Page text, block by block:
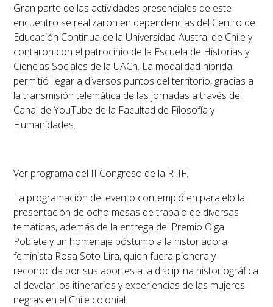
Gran parte de las actividades presenciales de este
encuentro se realizaron en dependencias del Centro de
Educación Continua de la Universidad Austral de Chile y
contaron con el patrocinio de la Escuela de Historias y
Ciencias Sociales de la UACh. La modalidad híbrida
permitió llegar a diversos puntos del territorio, gracias a
la transmisión telemática de las jornadas a través del
Canal de YouTube de la Facultad de Filosofía y
Humanidades.
Ver programa del II Congreso de la RHF.
La programación del evento contempló en paralelo la
presentación de ocho mesas de trabajo de diversas
temáticas, además de la entrega del Premio Olga
Poblete y un homenaje póstumo a la historiadora
feminista Rosa Soto Lira, quien fuera pionera y
reconocida por sus aportes a la disciplina historiográfica
al develar los itinerarios y experiencias de las mujeres
negras en el Chile colonial.